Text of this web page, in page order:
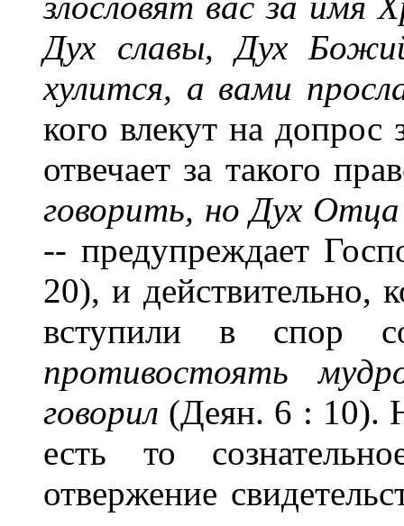
Дух славы, Дух
хулится, а вами
кого влекут на
отвечает за такого
говорить, но Дух
-- предупреждает
20), и действительно,
вступили в спор
противостоять
говорил (Деян. 6 : 10).
есть то
отвержение